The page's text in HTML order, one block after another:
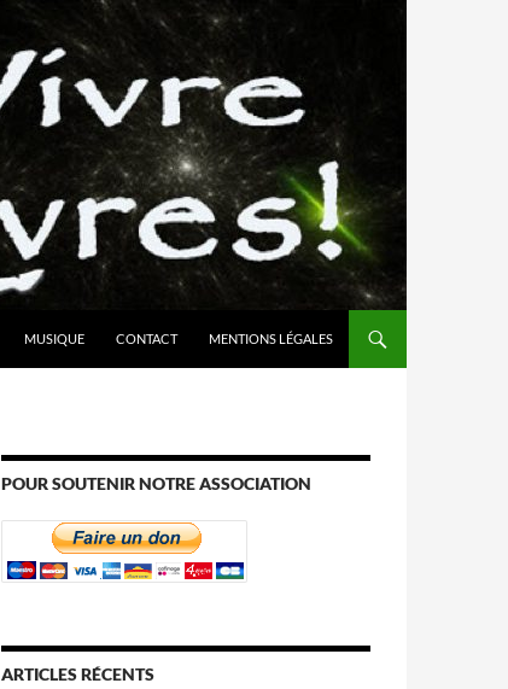
MUSIQUE CONTACT MENTIONS LÉGALES
POUR SOUTENIR NOTRE ASSOCIATION
ARTICLES RÉCENTS